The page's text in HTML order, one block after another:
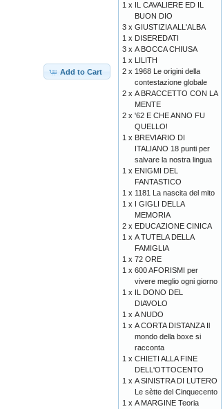
Add to Cart
1 x IL CAVALIERE ED IL
BUON DIO
3 x GIUSTIZIA ALL'ALBA
1 x DISEREDATI
3 x A BOCCA CHIUSA
1 x LILITH
2 x 1968 Le origini della
contestazione globale
2 x A BRACCETTO CON LA
MENTE
2 x '62 E CHE ANNO FU
QUELLO!
1 x BREVIARIO DI
ITALIANO 18 punti per
salvare la nostra lingua
1 x ENIGMI DEL
FANTASTICO
1 x 1181 La nascita del mito
1 x I GIGLI DELLA
MEMORIA
2 x EDUCAZIONE CINICA
1 x A TUTELA DELLA
FAMIGLIA
1 x 72 ORE
1 x 600 AFORISMI per
vivere meglio ogni giorno
1 x IL DONO DEL
DIAVOLO
1 x A NUDO
1 x A CORTA DISTANZA Il
mondo della boxe si
racconta
1 x CHIETI ALLA FINE
DELL'OTTOCENTO
1 x A SINISTRA DI LUTERO
Le sètte del Cinquecento
1 x A MARGINE Teoria